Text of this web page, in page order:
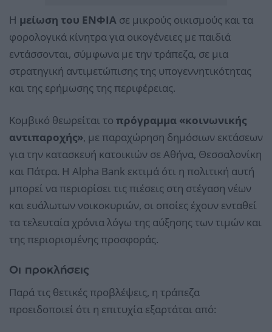
Η μείωση του ΕΝΦΙΑ σε μικρούς οικισμούς και τα
φορολογικά κίνητρα για οικογένειες με παιδιά
εντάσσονται, σύμφωνα με την τράπεζα, σε μια
στρατηγική αντιμετώπισης της υπογεννητικότητας
και της ερήμωσης της περιφέρειας.
Κομβικό θεωρείται το πρόγραμμα «κοινωνικής
αντιπαροχής», με παραχώρηση δημόσιων εκτάσεων
για την κατασκευή κατοικιών σε Αθήνα, Θεσσαλονίκη
και Πάτρα. Η Alpha Bank εκτιμά ότι η πολιτική αυτή
μπορεί να περιορίσει τις πιέσεις στη στέγαση νέων
και ευάλωτων νοικοκυριών, οι οποίες έχουν ενταθεί
τα τελευταία χρόνια λόγω της αύξησης των τιμών και
της περιορισμένης προσφοράς.
Οι προκλήσεις
Παρά τις θετικές προβλέψεις, η τράπεζα
προειδοποιεί ότι η επιτυχία εξαρτάται από: